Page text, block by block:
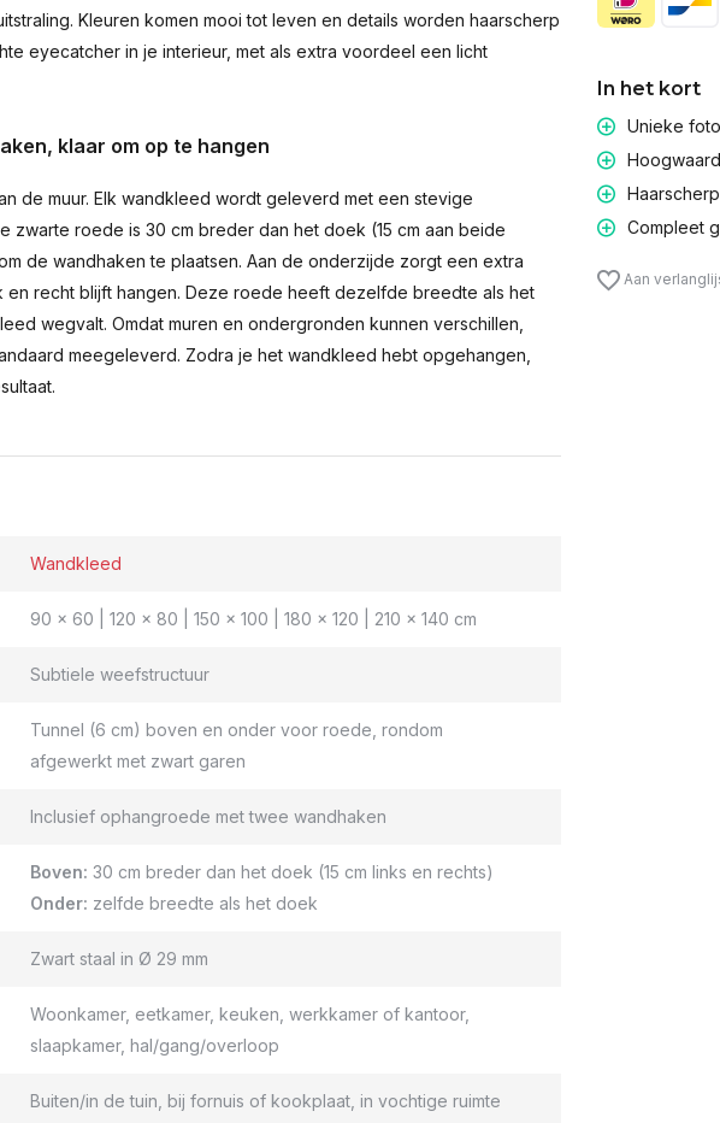
Kleuren komen mooi tot leven en details worden haarscherp
eyecatcher in je interieur, met als extra voordeel een licht
klaar om op te hangen
de muur. Elk wandkleed wordt geleverd met een stevige
zwarte roede is 30 cm breder dan het doek (15 cm aan beide
de wandhaken te plaatsen. Aan de onderzijde zorgt een extra
recht blijft hangen. Deze roede heeft dezelfde breedte als het
wegvalt. Omdat muren en ondergronden kunnen verschillen,
meegeleverd. Zodra je het wandkleed hebt opgehangen,
Wandkleed
90 x 60 | 120 x 80 | 150 x 100 | 180 x 120 | 210 x 140 cm
Subtiele weefstructuur
Tunnel (6 cm) boven en onder voor roede, rondom
afgewerkt met zwart garen
Inclusief ophangroede met twee wandhaken
Boven: 30 cm breder dan het doek (15 cm links en rechts)
Onder: zelfde breedte als het doek
Zwart staal in Ø 29 mm
Woonkamer, eetkamer, keuken, werkkamer of kantoor,
slaapkamer, hal/gang/overloop
Buiten/in de tuin, bij fornuis of kookplaat, in vochtige ruimte
In het kort
Unieke
Compleet
Aan